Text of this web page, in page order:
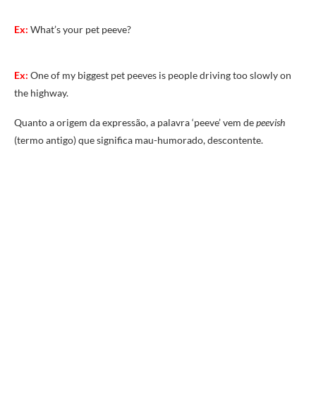
Ex: What’s your pet peeve?
Ex: One of my biggest pet peeves is people driving too slowly on
the highway.
Quanto a origem da expressão, a palavra ‘peeve’ vem depeevish
(termo antigo) que significa mau-humorado, descontente.